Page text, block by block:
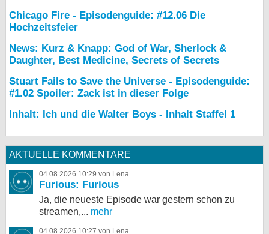
Chicago Fire - Episodenguide: #12.06 Die
Hochzeitsfeier
News: Kurz & Knapp: God of War, Sherlock &
Daughter, Best Medicine, Secrets of Secrets
Stuart Fails to Save the Universe - Episodenguide:
#1.02 Spoiler: Zack ist in dieser Folge
Inhalt: Ich und die Walter Boys - Inhalt Staffel 1
AKTUELLE KOMMENTARE
04.08.2026 10:29 von Lena
Furious: Furious
Ja, die neueste Episode war gestern schon zu
streamen,... mehr
04.08.2026 10:27 von Lena